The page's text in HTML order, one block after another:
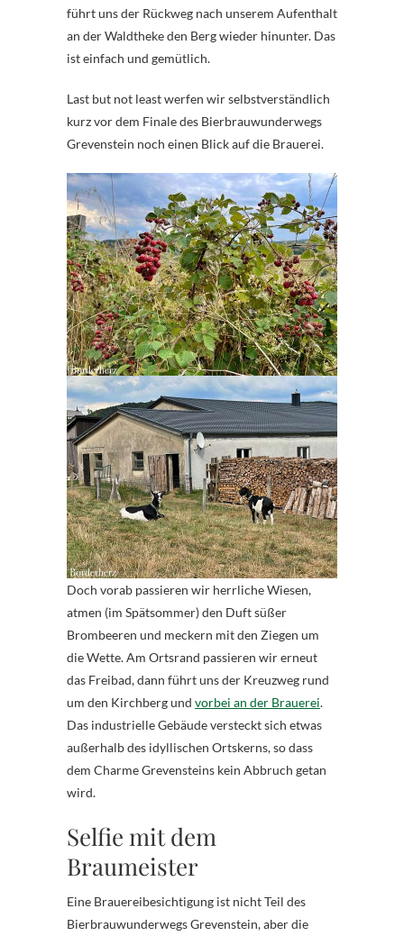
führt uns der Rückweg nach unserem Aufenthalt
an der Waldtheke den Berg wieder hinunter. Das
ist einfach und gemütlich.
Last but not least werfen wir selbstverständlich
kurz vor dem Finale des Bierbrauwunderwegs
Grevenstein noch einen Blick auf die Brauerei.
Doch vorab passieren wir herrliche Wiesen,
atmen (im Spätsommer) den Duft süßer
Brombeeren und meckern mit den Ziegen um
die Wette. Am Ortsrand passieren wir erneut
das Freibad, dann führt uns der Kreuzweg rund
um den Kirchberg und vorbei an der Brauerei.
Das industrielle Gebäude versteckt sich etwas
außerhalb des idyllischen Ortskerns, so dass
dem Charme Grevensteins kein Abbruch getan
wird.
Selfie mit dem
Braumeister
Eine Brauereibesichtigung ist nicht Teil des
Bierbrauwunderwegs Grevenstein, aber die